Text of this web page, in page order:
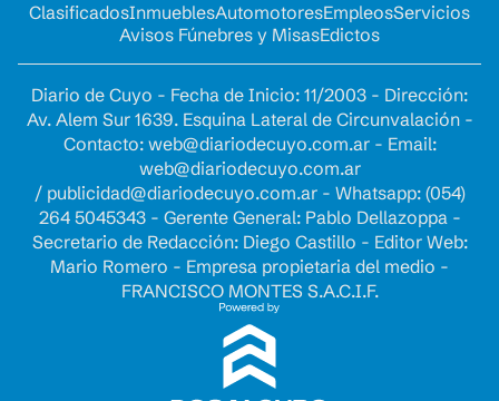
ClasificadosInmueblesAutomotoresEmpleosServicios
Avisos Fúnebres y MisasEdictos
Diario de Cuyo - Fecha de Inicio: 11/2003 - Dirección:
Av. Alem Sur 1639. Esquina Lateral de Circunvalación -
Contacto: web@diariodecuyo.com.ar- Email:
web@diariodecuyo.com.ar
/ publicidad@diariodecuyo.com.ar- Whatsapp: (054)
264 5045343 - Gerente General: Pablo Dellazoppa -
Secretario de Redacción: Diego Castillo - Editor Web:
Mario Romero - Empresa propietaria del medio -
FRANCISCO MONTES S.A.C.I.F.